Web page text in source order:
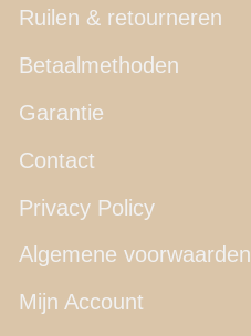
Ruilen & retourneren
Betaalmethoden
Garantie
Contact
Privacy Policy
Algemene voorwaarden
Mijn Account